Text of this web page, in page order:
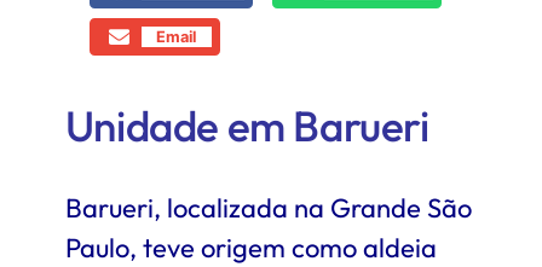
Email
Unidade em Barueri
Barueri, localizada na Grande São
Paulo, teve origem como aldeia